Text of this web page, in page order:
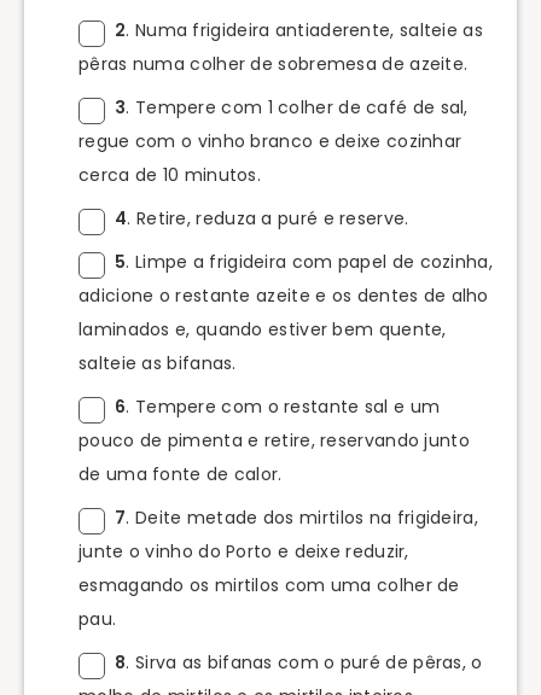
2. Numa frigideira antiaderente, salteie as
pêras numa colher de sobremesa de azeite.
3. Tempere com 1 colher de café de sal,
regue com o vinho branco e deixe cozinhar
cerca de 10 minutos.
4. Retire, reduza a puré e reserve.
5. Limpe a frigideira com papel de cozinha,
adicione o restante azeite e os dentes de alho
laminados e, quando estiver bem quente,
salteie as bifanas.
6. Tempere com o restante sal e um
pouco de pimenta e retire, reservando junto
de uma fonte de calor.
7. Deite metade dos mirtilos na frigideira,
junte o vinho do Porto e deixe reduzir,
esmagando os mirtilos com uma colher de
pau.
8. Sirva as bifanas com o puré de pêras, o